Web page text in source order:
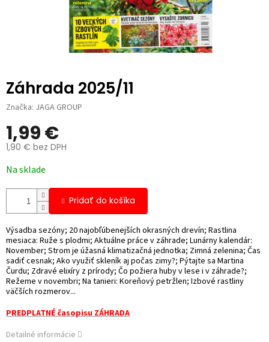
Záhrada 2025/11
Značka: JAGA GROUP
1,99 €
1,90 € bez DPH
cena:
Na sklade
Pridať do košíka
Výsadba sezóny; 20 najobľúbenejších okrasných drevín; Rastlina
mesiaca: Ruže s plodmi; Aktuálne práce v záhrade; Lunárny kalendár:
November; Strom je úžasná klimatizačná jednotka; Zimná zelenina; Čas
sadiť cesnak; Ako využiť skleník aj počas zimy?; Pýtajte sa Martina
Čurdu; Zdravé elixíry z prírody; Čo požiera huby v lese i v záhrade?;
Režeme v novembri; Na tanieri: Koreňový petržlen; Izbové rastliny
väčších rozmerov...
PREDPLATNÉ časopisu ZÁHRADA
Detailné informácie